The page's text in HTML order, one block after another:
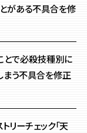
がある不具合を修
とで必殺技種別に
まう不具合を修正
リーチェック「天